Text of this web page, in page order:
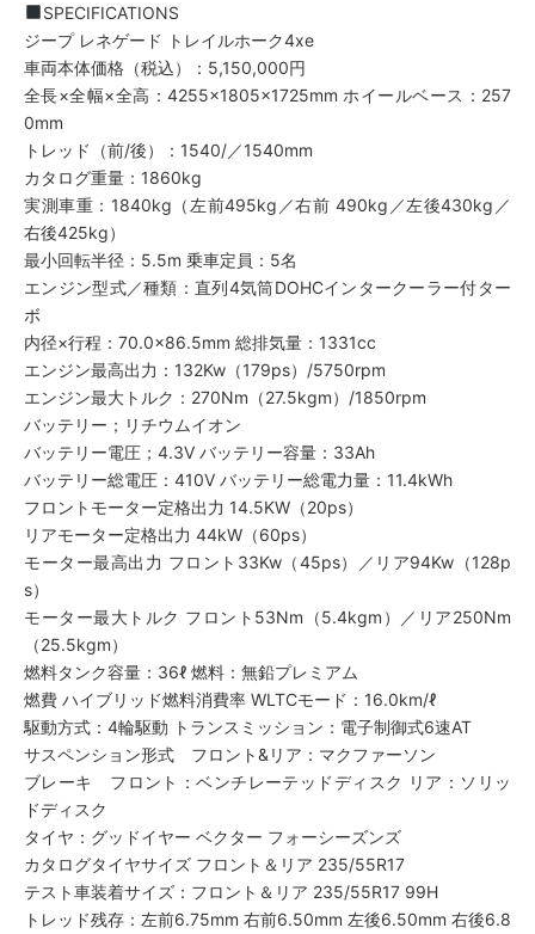
SPECIFICATIONS
ジープ レネゲード トレイルホーク4xe
車両本体価格（税込）：5,150,000円
全長×全幅×全高：4255×1805×1725mm ホイールベース：257
0mm
トレッド（前/後）：1540/／1540mm
カタログ重量：1860kg
実測車重：1840kg（左前495kg／右前 490kg／左後430kg／
右後425kg）
最小回転半径：5.5m 乗車定員：5名
エンジン型式／種類：直列4気筒DOHCインタークーラー付ター
ボ
内径×行程：70.0×86.5mm 総排気量：1331cc
エンジン最高出力：132Kw（179ps）/5750rpm
エンジン最大トルク：270Nm（27.5kgm）/1850rpm
バッテリー；リチウムイオン
バッテリー電圧；4.3V バッテリー容量：33Ah
バッテリー総電圧：410V バッテリー総電力量：11.4kWh
フロントモーター定格出力 14.5KW（20ps）
リアモーター定格出力 44kW（60ps）
モーター最高出力 フロント33Kw（45ps）／リア94Kw（128p
s）
モーター最大トルク フロント53Nm（5.4kgm）／リア250Nm
（25.5kgm）
燃料タンク容量：36ℓ 燃料：無鉛プレミアム
燃費 ハイブリッド燃料消費率 WLTCモード：16.0km/ℓ
駆動方式：4輪駆動 トランスミッション：電子制御式6速AT
サスペンション形式 フロント&リア：マクファーソン
ブレーキ フロント：ベンチレーテッドディスク リア：ソリッ
ドディスク
タイヤ：グッドイヤー ベクター フォーシーズンズ
カタログタイヤサイズ フロント＆リア 235/55R17
テスト車装着サイズ：フロント＆リア 235/55R17 99H
トレッド残存：左前6.75mm 右前6.50mm 左後6.50mm 右後6.8